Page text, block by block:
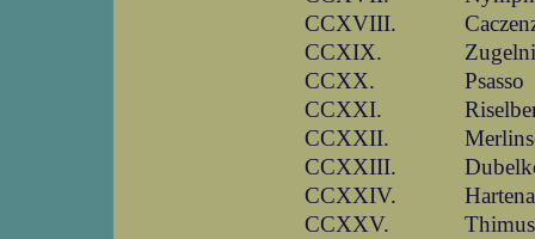
CCXVIII.
CCXIX.
CCXX.
Psasso
CCXXI.
CCXXII.
CCXXIII.
CCXXIV.
CCXXV.
Thimus